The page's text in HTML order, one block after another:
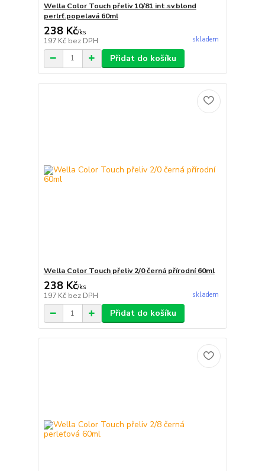
Wella Color Touch přeliv 10/81 int.sv.blond
perlrť.popelavá 60ml
238 Kč/ks
197 Kč bez DPH skladem
Přidat do košíku
Wella Color Touch přeliv 2/0 černá přírodní 60ml
238 Kč/ks
197 Kč bez DPH skladem
Přidat do košíku